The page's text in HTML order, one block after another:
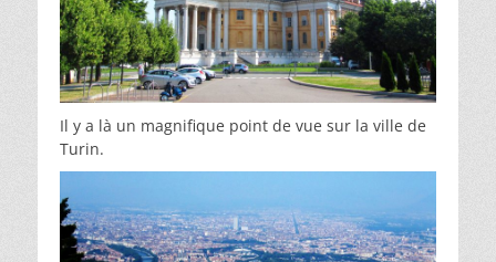
Il y a là un magnifique point de vue sur la ville de
Turin.